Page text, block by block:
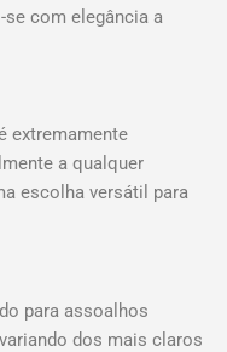
se com elegância a
extremamente
a qualquer
escolha versátil para
para assoalhos
dos mais claros